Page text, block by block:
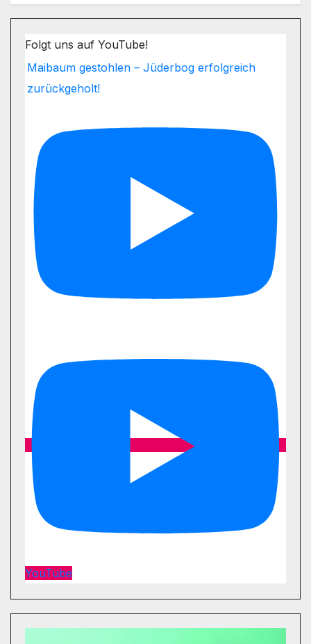
Folgt uns auf YouTube!
Maibaum gestohlen – Jüderbog erfolgreich
zurückgeholt!
YouTube